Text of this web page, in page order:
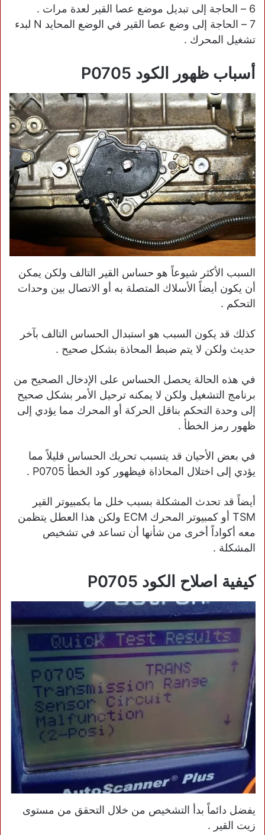
6 – الحاجة إلى تبديل موضع عصا القير لعدة مرات .
7 – الحاجة إلى وضع عصا القير في الوضع المحايد N لبدء
تشغيل المحرك .
أسباب ظهور الكود P0705
السبب الأكثر شيوعاً هو حساس القير التالف ولكن يمكن
أن يكون أيضاً الأسلاك المتصلة به أو الاتصال بين وحدات
التحكم .
كذلك قد يكون السبب هو استبدال الحساس التالف بآخر
حديث ولكن لا يتم ضبط المحاذة بشكل صحيح .
في هذه الحالة يحصل الحساس على الإدخال الصحيح من
برنامج التشغيل ولكن لا يمكنه ترحيل الأمر بشكل صحيح
إلى وحدة التحكم بناقل الحركة أو المحرك مما يؤدي إلى
ظهور رمز الخطأ .
في بعض الأحيان قد يتسبب تحريك الحساس قليلاً مما
يؤدي إلى اختلال المحاذاة فيظهور كود الخطأ P0705 .
أيضاً قد تحدث المشكلة بسبب خلل ما بكمبيوتر القير
TSM أو كمبيوتر المحرك ECM ولكن هذا العطل يتظمن
معه أكواداً أخرى من شأنها أن تساعد في تشخيص
المشكلة .
كيفية اصلاح الكود P0705
يفضل دائماً بدأ التشخيص من خلال التحقق من مستوى
زيت القير .